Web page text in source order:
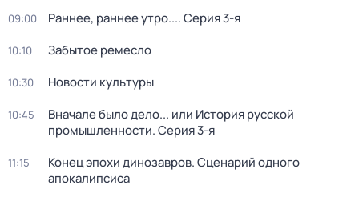
09:00 Раннее, раннее утро.... Серия 3-я
10:10 Забытое ремесло
10:30 Новости культуры
10:45
Вначале было дело... или История русской
промышленности. Серия 3-я
11:15
Конец эпохи динозавров. Сценарий одного
апокалипсиса